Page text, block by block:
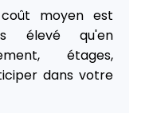
moyen est
élevé qu'en
étages,
dans votre